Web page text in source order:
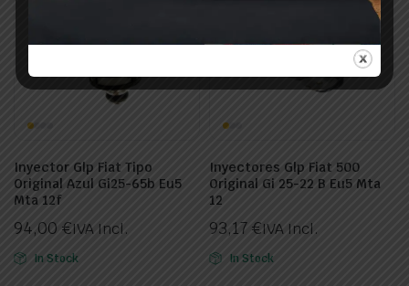
Inyector Glp Fiat Tipo
Original Azul Gi25-65b Eu5
Mta 12f
94,00 €IVA Incl.
In Stock
Inyectores Glp Fiat 500
Original Gi 25-22 B Eu5 Mta
12
93,17 €IVA Incl.
In Stock